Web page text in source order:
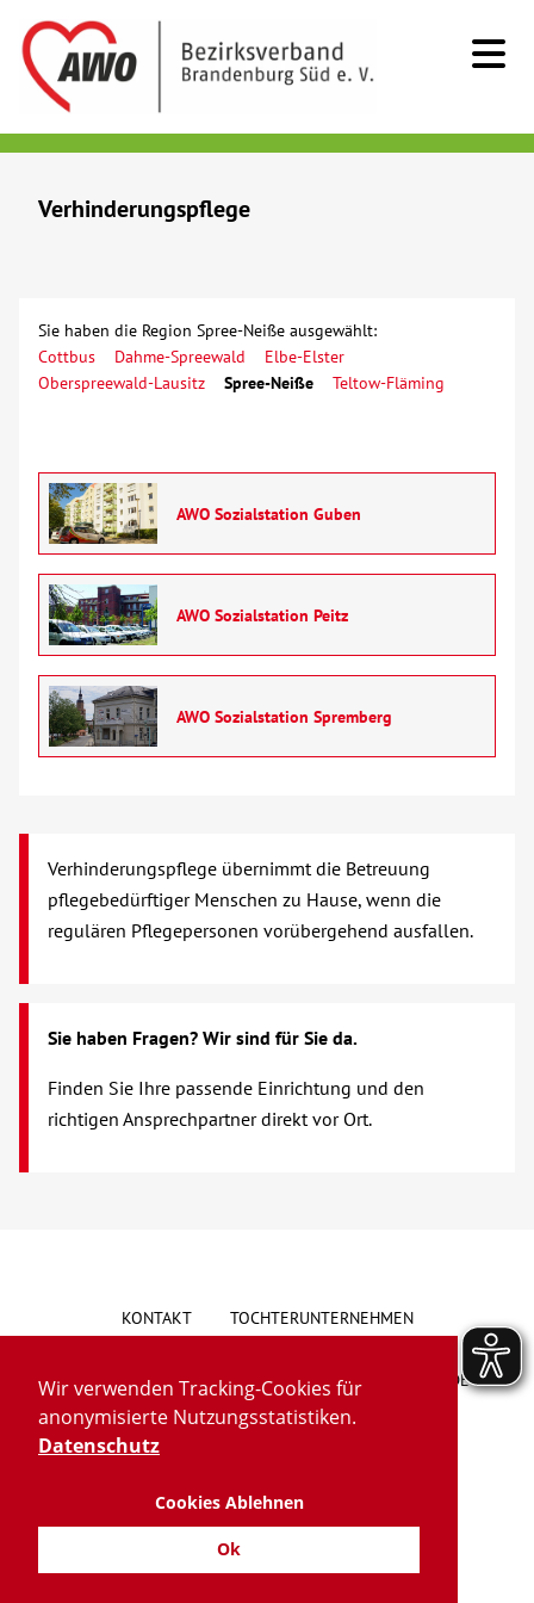
Wir verwenden Tracking-Cookies für
anonymisierte Nutzungsstatistiken.
Datenschutz
Cookies Ablehnen
Ok
Kurzzeitpflege
Tagespflege
Verhinderungspflege
Vollstationäre Pflege
Wohnen mit Service
Wohngruppen
Beratung & Hilfe
Über uns
Ausbildung
Suche
Verhinderungspflege
Sie haben die Region Spree-Neiße ausgewählt:
Cottbus
Dahme-Spreewald
Elbe-Elster
Oberspreewald-Lausitz
Spree-Neiße Teltow-Fläming
AWO Sozialstation Guben
AWO Sozialstation Peitz
AWO Sozialstation Spremberg
Verhinderungspflege übernimmt die Betreuung
pflegebedürftiger Menschen zu Hause, wenn die
regulären Pflegepersonen vorübergehend ausfallen.
Sie haben Fragen? Wir sind für Sie da.
Finden Sie Ihre passende Einrichtung und den
richtigen Ansprechpartner direkt vor Ort.
KONTAKT TOCHTERUNTERNEHMEN
HINWEISGEBERSYSTEM VORSCHLAG/BESCHWERDE
LIEFERKETTENGESETZ
IMPRESSUM DATENSCHUTZ